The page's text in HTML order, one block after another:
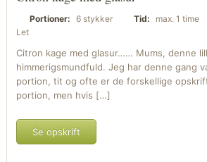
Portioner: 6 stykker Tid: max. 1 time
Let
Citron kage med glasur…… Mums, denne
himmerigsmundfuld. Jeg har denne gang
portion, tit og ofte er de forskellige
portion, men hvis […]
Se opskrift